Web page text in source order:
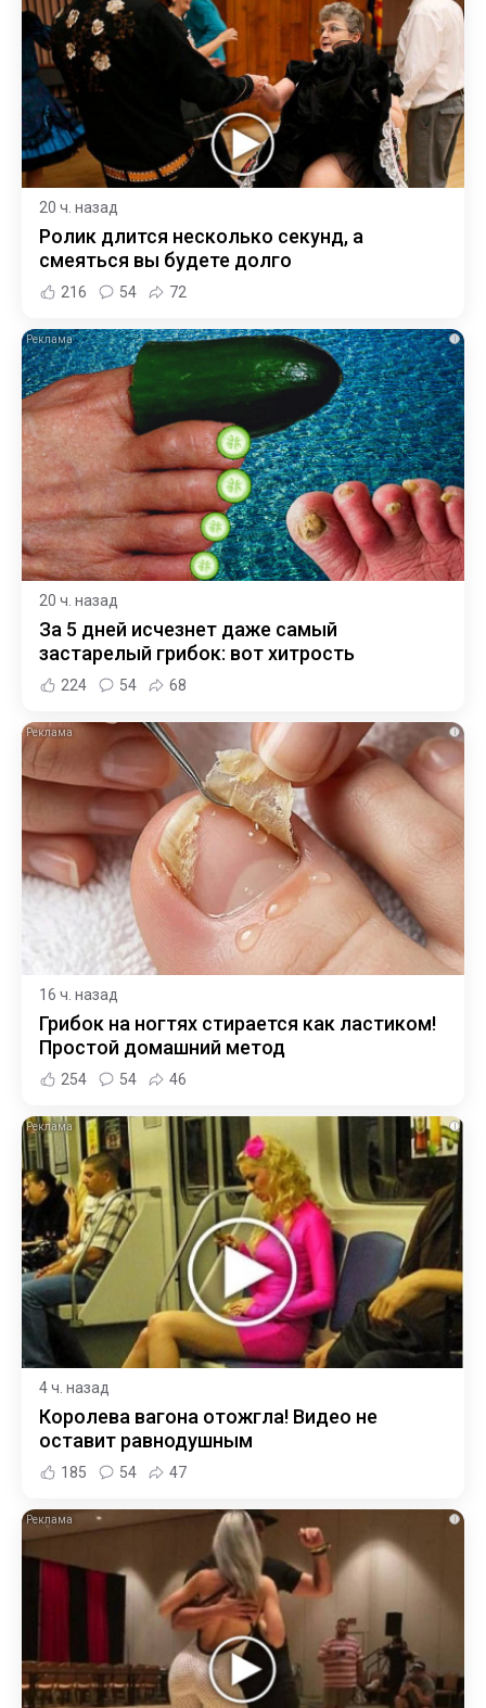
20 ч. назад
Ролик длится несколько секунд, а
смеяться вы будете долго
216 54 72
i
20 ч. назад
За 5 дней исчезнет даже самый
застарелый грибок: вот хитрость
224 54 68
i
16 ч. назад
Грибок на ногтях стирается как ластиком!
Простой домашний метод
254 54 46
i
4 ч. назад
Королева вагона отожгла! Видео не
оставит равнодушным
185 54 47
i